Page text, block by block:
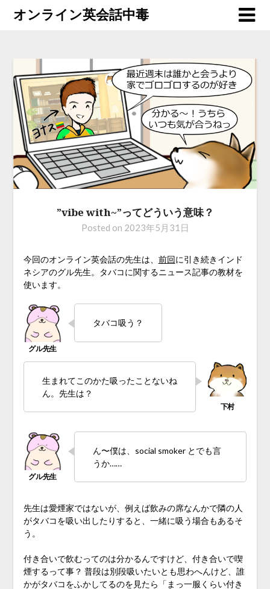
オンライン英会話中毒
”vibe with~”ってどういう意味？
Posted on 2023年5月31日
今回のオンライン英会話の先生は、 前回に引き続きインド
ネシアのグル先生。タバコに関するニュース記事の教材を
使います。
タバコ吸う？
生まれてこのかた吸ったことないね
ん。先生は？
ん〜僕は、social smoker とでも言
うか……
先生は愛煙家ではないが、例えば飲みの席なんかで隣の人
がタバコを吸い出したりすると、一緒に吸う場合もあるそ
う。
付き合いで飲むってのは分かるんですけど、付き合いで喫
煙するって事？ 普段は別段吸いたいとも思わへんけど、誰
かがタバコをふかしてるのを見たら「まっ一服くらい付き